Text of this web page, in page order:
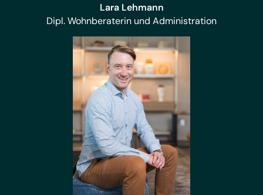
Lara Lehmann
Dipl. Wohnberaterin und Administration